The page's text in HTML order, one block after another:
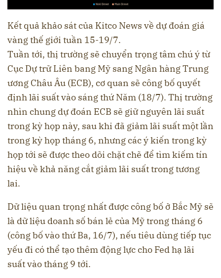
Kết quả khảo sát của Kitco News về dự đoán giá
vàng thế giới tuần 15-19/7.
Tuần tới, thị trường sẽ chuyển trọng tâm chú ý từ
Cục Dự trữ Liên bang Mỹ sang Ngân hàng Trung
ương Châu Âu (ECB), cơ quan sẽ công bố quyết
định lãi suất vào sáng thứ Năm (18/7). Thị trường
nhìn chung dự đoán ECB sẽ giữ nguyên lãi suất
trong kỳ họp này, sau khi đã giảm lãi suất một lần
trong kỳ họp tháng 6, nhưng các ý kiến trong kỳ
họp tới sẽ được theo dõi chặt chẽ để tìm kiếm tín
hiệu về khả năng cắt giảm lãi suất trong tương
lai.
Dữ liệu quan trọng nhất được công bố ở Bắc Mỹ sẽ
là dữ liệu doanh số bán lẻ của Mỹ trong tháng 6
(công bố vào thứ Ba, 16/7), nếu tiêu dùng tiếp tục
yếu đi có thể tạo thêm động lực cho Fed hạ lãi
suất vào tháng 9 tới.